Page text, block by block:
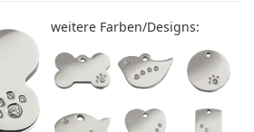
weitere Farben/Designs: